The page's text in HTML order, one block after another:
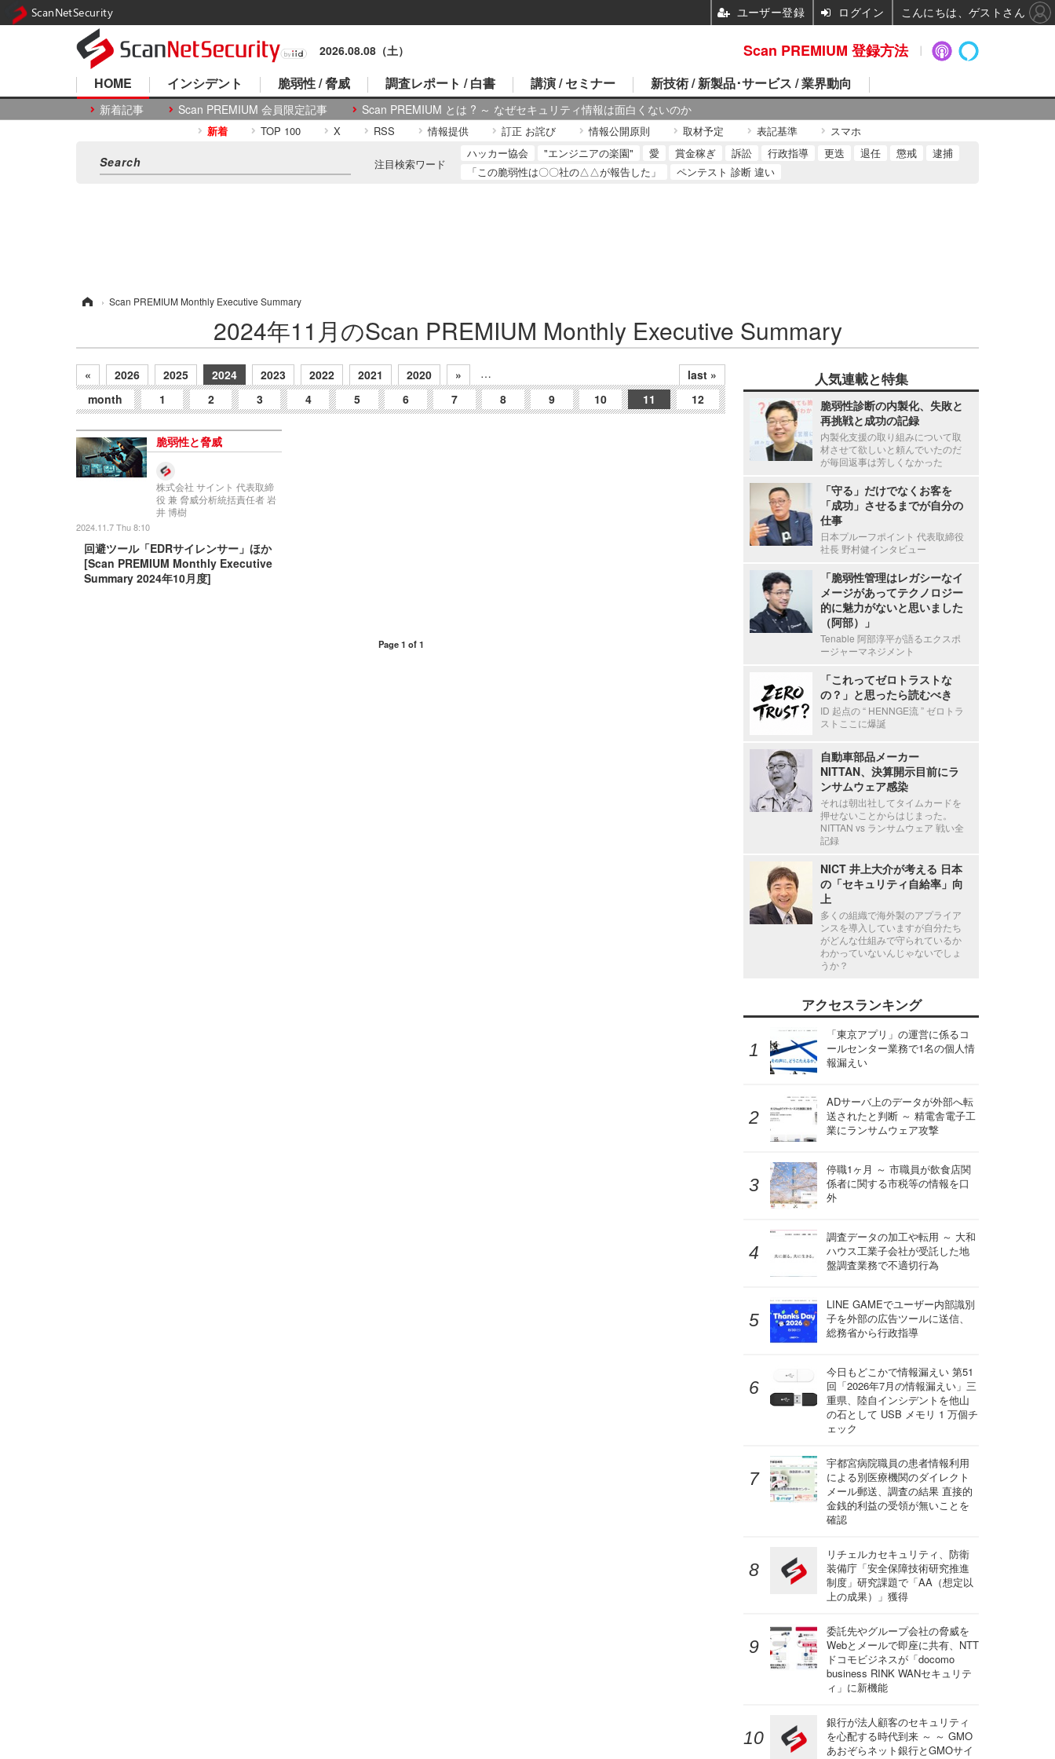
2026.08.08（土）
HOME
新着記事 Scan PREMIUM 会員限定記事 Scan PREMIUM とは ? ～ なぜセキュリティ情報は面白くないのか
インシデント 脆弱性 / 脅威 調査レポート / 白書 講演 / セミナー 新技術 / 新製品･サービス / 業界動向
新着 TOP 100 X RSS 情報提供 訂正 お詫び 情報公開原則 取材予定 表記基準 スマホ
注目検索ワード
ハッカー協会 "エンジニアの楽園" 愛 賞金稼ぎ 訴訟 行政指導 更迭 退任 懲戒
逮捕
「この脆弱性は〇〇社の△△が報告した」
ペンテスト 診断 違い
› Scan PREMIUM Monthly Executive Summary
2024年11月のScan PREMIUM Monthly Executive Summary
« 2026 2025 2024 2023 2022 2021 2020 » …
last »
month
1 2 3 4 5 6 7 8 9 10 11 12
脆弱性と脅威
株式会社 サイント 代表取締
役 兼 脅威分析統括責任者 岩
井 博樹
2024.11.7 Thu 8:10
回避ツール「EDRサイレンサー」ほか
[Scan PREMIUM Monthly Executive
Summary 2024年10月度]
Page 1 of 1
人気連載と特集
脆弱性診断の内製化、失敗と
再挑戦と成功の記録
内製化支援の取り組みについて取
材させて欲しいと頼んでいたのだ
が毎回返事は芳しくなかった
「守る」だけでなくお客を
「成功」させるまでが自分の
仕事
日本プルーフポイント 代表取締役
社長 野村健インタビュー
「脆弱性管理はレガシーなイ
メージがあってテクノロジー
的に魅力がないと思いました
（阿部）」
Tenable 阿部淳平が語るエクスポ
ージャーマネジメント
「これってゼロトラストな
の？」と思ったら読むべき
ID 起点の “ HENNGE流 ” ゼロトラ
ストここに爆誕
自動車部品メーカー
NITTAN、決算開示目前にラ
ンサムウェア感染
それは朝出社してタイムカードを
押せないことからはじまった。
NITTAN vs ランサムウェア 戦い全
記録
NICT 井上大介が考える 日本
の「セキュリティ自給率」向
上
多くの組織で海外製のアプライア
ンスを導入していますが自分たち
がどんな仕組みで守られているか
わかっていないんじゃないでしょ
うか？
アクセスランキング
「東京アプリ」の運営に係るコ
ールセンター業務で1名の個人情
報漏えい
ADサーバ上のデータが外部へ転
送されたと判断 ～ 精電舎電子工
業にランサムウェア攻撃
停職1ヶ月 ～ 市職員が飲食店関
係者に関する市税等の情報を口
外
調査データの加工や転用 ～ 大和
ハウス工業子会社が受託した地
盤調査業務で不適切行為
LINE GAMEでユーザー内部識別
子を外部の広告ツールに送信、
総務省から行政指導
今日もどこかで情報漏えい 第51
回「2026年7月の情報漏えい」三
重県、陸自インシデントを他山
の石として USB メモリ 1 万個チ
ェック
宇都宮病院職員の患者情報利用
による別医療機関のダイレクト
メール郵送、調査の結果 直接的
金銭的利益の受領が無いことを
確認
リチェルカセキュリティ、防衛
装備庁「安全保障技術研究推進
制度」研究課題で「AA（想定以
上の成果）」獲得
委託先やグループ会社の脅威を
Webとメールで即座に共有、NTT
ドコモビジネスが「docomo
business RINK WANセキュリテ
ィ」に新機能
銀行が法人顧客のセキュリティ
を心配する時代到来 ～ ～ GMO
あおぞらネット銀行とGMOサイ
Scan PREMIUM 登録方法
ScanNetSecurity ユーザー登録 ログイン こんにちは、ゲストさん